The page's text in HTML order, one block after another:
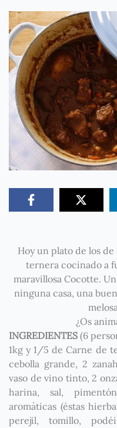
Hoy un plato de los
ternera cocinado a
maravillosa Cocotte.
ninguna casa, una
¿Os
INGREDIENTES (6
1kg y 1/5 de Carne de
cebolla grande, 2
vaso de vino tinto, 2
harina, sal,
aromáticas (éstas
perejil, tomillo,